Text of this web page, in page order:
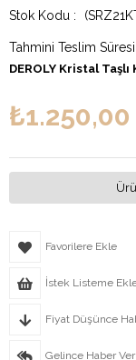
Tahmini Teslim Süresi
DEROLY Kristal Taşlı
₺1.250,00
Favorilere Ekle
İstek Listeme
Fiyat Düşünce
Gelince Haber Ver